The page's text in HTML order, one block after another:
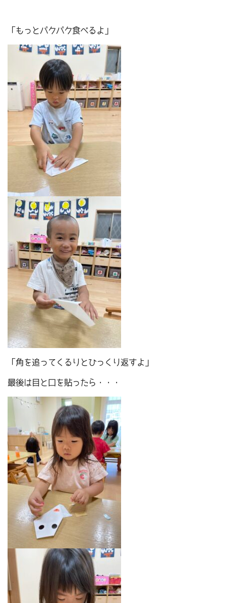
「もっとパクパク食べるよ」
「角を追ってくるりとひっくり返すよ」
最後は目と口を貼ったら・・・